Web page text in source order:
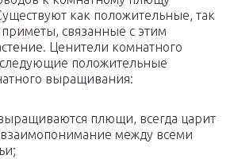
как положительные, так
связанные с этим
Ценители комнатного
положительные
выращивания:
плющи, всегда царит
между всеми